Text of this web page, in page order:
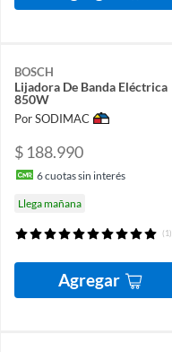
BOSCH
Lijadora De Banda Eléctrica
850W
Por SODIMAC
$ 188.990
6cuotas sin interés
Llega mañana
(1)
Agregar